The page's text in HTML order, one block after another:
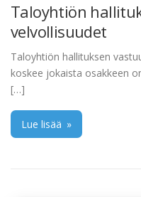
Taloyhtiön
velvollisuudet
Taloyhtiön hallituksen
koskee jokaista osakkeen
[…]
Lue lisää »